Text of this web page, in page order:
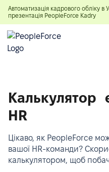
Автоматизація кадрового обліку в
презентація PeopleForce Kadry
Калькулятор
HR
Цікаво, як PeopleForce
вашої HR-команди?
калькулятором, щоб